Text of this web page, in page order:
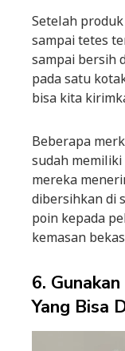
Setelah
sampai tetes
sampai bersih
pada satu
bisa kita
Beberapa
sudah
mereka
dibersihkan di
poin kepada
kemasan
6.
Yang Bisa